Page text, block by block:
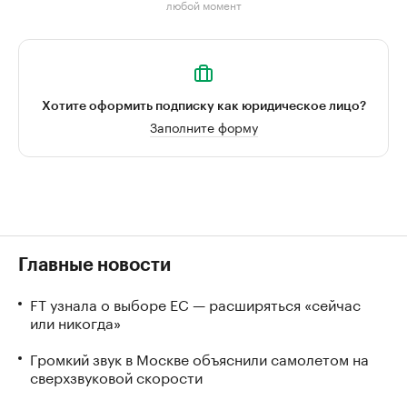
любой момент
Хотите оформить подписку как юридическое лицо?
Заполните форму
Главные новости
FT узнала о выборе ЕС — расширяться «сейчас
или никогда»
Громкий звук в Москве объяснили самолетом на
сверхзвуковой скорости